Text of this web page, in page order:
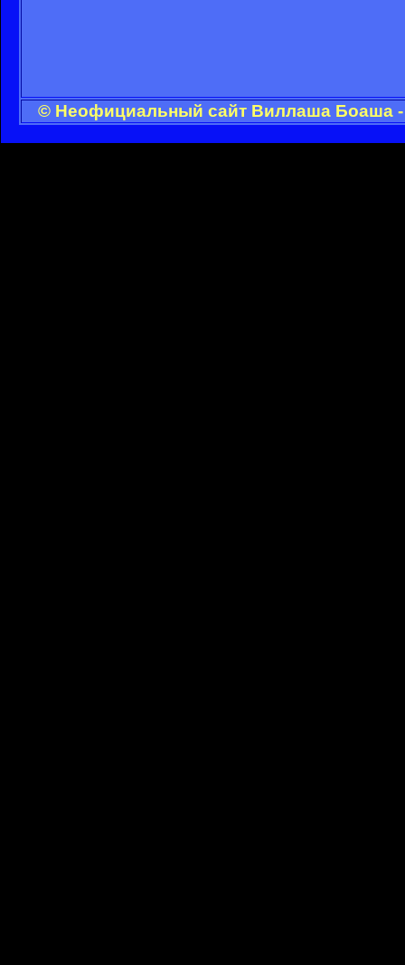
© Неофициальный сайт Виллаша Боаша -